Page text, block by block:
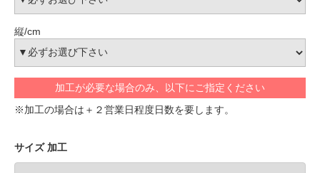
縦/cm
加工が必要な場合のみ、以下にご指定ください
※加工の場合は＋２営業日程度日数を要します。
サイズ 加工